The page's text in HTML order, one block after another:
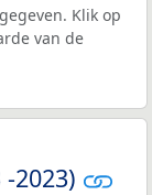
Klik op
van de
2023)